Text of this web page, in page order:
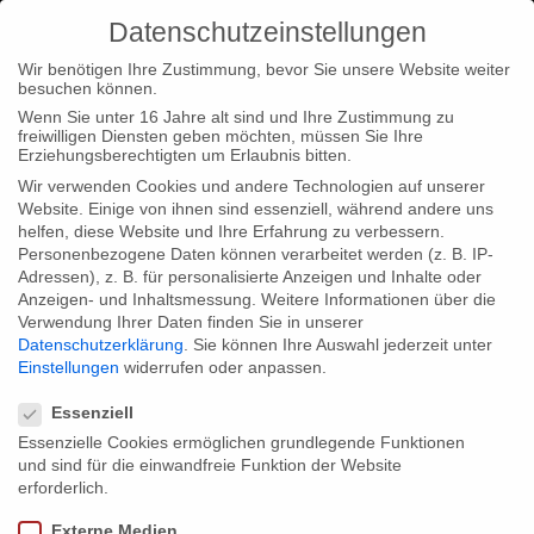
Home Typ|News Typ|Filmnews
„Die Näherinnen“
gewinnt den 2.Platz beim „The global skin“ Wettbewerb
„Die Näherinnen“ gewinnt den 2.Platz
beim „The global skin“ Wettbewerb
Mit Freude verkünden wir, dass unsere Dokumentation „Die
Näherinnen“ im Wettbewerb des „The global skin – a
Datenschutzeinstellungen
Wir benötigen Ihre Zustimmung, bevor Sie unsere Website weiter
besuchen können.
Wenn Sie unter 16 Jahre alt sind und Ihre Zustimmung zu
freiwilligen Diensten geben möchten, müssen Sie Ihre
Erziehungsberechtigten um Erlaubnis bitten.
Wir verwenden Cookies und andere Technologien auf unserer
Website. Einige von ihnen sind essenziell, während andere uns
helfen, diese Website und Ihre Erfahrung zu verbessern.
Personenbezogene Daten können verarbeitet werden (z. B. IP-
Adressen), z. B. für personalisierte Anzeigen und Inhalte oder
Anzeigen- und Inhaltsmessung. Weitere Informationen über die
Verwendung Ihrer Daten finden Sie in unserer
Datenschutzerklärung
Sie können Ihre Auswahl jederzeit unter
Einstellungen widerrufen oder anpassen.
Essenziell
Essenzielle Cookies ermöglichen grundlegende Funktionen
und sind für die einwandfreie Funktion der Website
erforderlich.